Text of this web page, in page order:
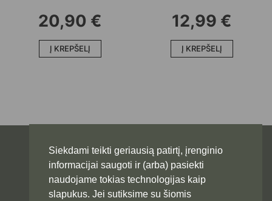
Siekdami teikti geriausią patirtį, įrenginio
informacijai saugoti ir (arba) pasiekti
naudojame tokias technologijas kaip
slapukus. Jei sutiksime su šiomis
20,90 €
Į KREPŠELĮ
12,99 €
Į KREPŠELĮ